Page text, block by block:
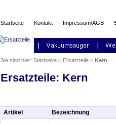
Startseite Kontakt Impressum/AGB
Sie sind hier: Startseite > Ersatzteile > Kern
Ersatzteile: Kern
Artikel Bezeichnung